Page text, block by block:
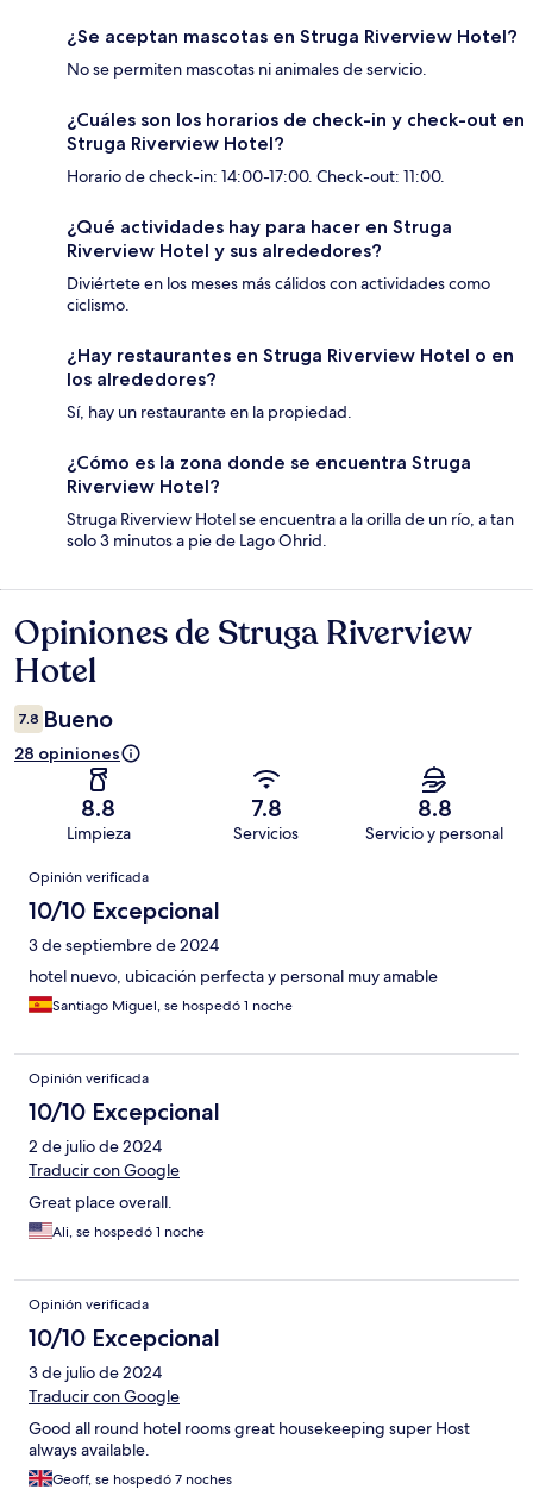
¿Se aceptan mascotas en Struga Riverview Hotel?
No se permiten mascotas ni animales de servicio.
¿Cuáles son los horarios de check-in y check-out en
Struga Riverview Hotel?
Horario de check-in: 14:00-17:00. Check-out: 11:00.
¿Qué actividades hay para hacer en Struga
Riverview Hotel y sus alrededores?
Diviértete en los meses más cálidos con actividades como
ciclismo.
¿Hay restaurantes en Struga Riverview Hotel o en
los alrededores?
Sí, hay un restaurante en la propiedad.
¿Cómo es la zona donde se encuentra Struga
Riverview Hotel?
Struga Riverview Hotel se encuentra a la orilla de un río, a tan
solo 3 minutos a pie de Lago Ohrid.
Opiniones
Opiniones de Struga Riverview
Hotel
7.8 Bueno
28 opiniones
8.8
Limpieza
7.8
Servicios
8.8
Servicio y personal
Opiniones
Opinión verificada
10/10 Excepcional
3 de septiembre de 2024
hotel nuevo, ubicación perfecta y personal muy amable
Santiago Miguel, se hospedó 1 noche
Opinión verificada
10/10 Excepcional
2 de julio de 2024
Traducir con Google
Great place overall.
Ali, se hospedó 1 noche
Opinión verificada
10/10 Excepcional
3 de julio de 2024
Traducir con Google
Good all round hotel rooms great housekeeping super Host
always available.
Geoff, se hospedó 7 noches